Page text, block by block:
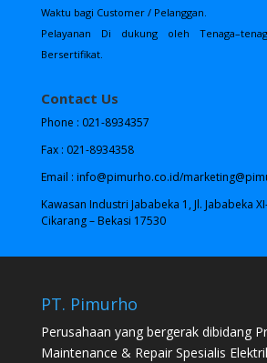
Waktu bagi Customer / Pelanggan.
Pelayanan Di dukung oleh
Bersertifikat.
Contact Us
Phone : 021-8934357
Fax : 021-8934358
Email : info@pimurho.co.id/
Kawasan Industri Jababeka 1, Jl. Jababeka
Cikarang – Bekasi 17530
PT. Pimurho
Perusahaan yang bergerak dibidang
Maintenance & Repair Spesialis